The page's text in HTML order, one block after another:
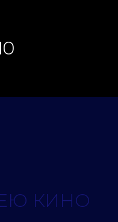
КИНО